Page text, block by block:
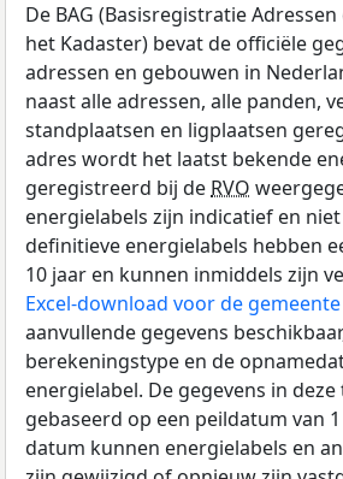
De BAG (Basisregistratie
het Kadaster) bevat de officiële
adressen en gebouwen in
naast alle adressen, alle panden,
standplaatsen en ligplaatsen
adres wordt het laatst bekende
geregistreerd bij de RVO
energielabels zijn indicatief en
definitieve energielabels hebben
10 jaar en kunnen inmiddels zijn
Excel-download voor de
aanvullende gegevens
berekeningstype en de
energielabel. De gegevens in deze
gebaseerd op een peildatum van
datum kunnen energielabels en